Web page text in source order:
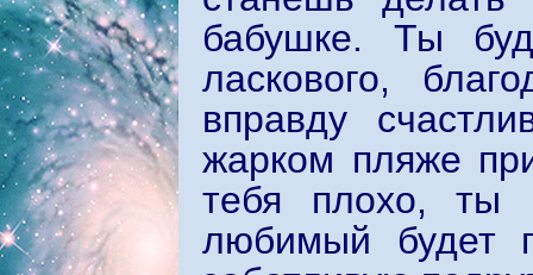
бабушке. Ты
ласкового,
вправду
жарком пляже
тебя плохо, ты
любимый будет